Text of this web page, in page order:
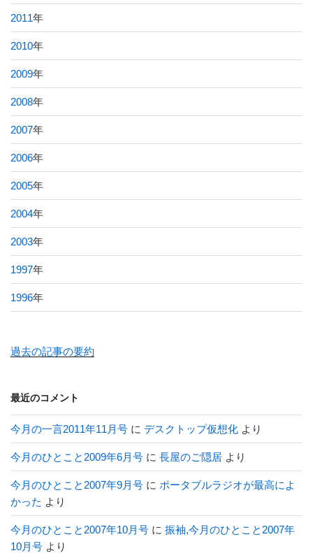
2011年
2010年
2009年
2008年
2007年
2006年
2005年
2004年
2003年
1997年
1996年
過去の記事の要約
最近のコメント
今月の一言2011年11月号 に デスクトップ仮想化 より
今月のひとこと2009年6月号 に 長屋のご隠居 より
今月のひとこと2007年9月号 に ポータブルラジオが最高によ
かった より
今月のひとこと2007年10月号 に 振袖,今月のひとこと2007年
10月号 より